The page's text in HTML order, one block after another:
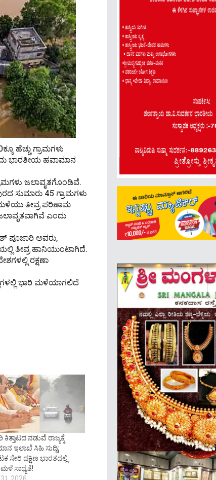
ಹೆಚ್ಚು ಗ್ರಾಮಗಳು
ಭಾರತೀಯ ಹವಾಮಾನ
ಜಲಾವೃತಗೊಂಡಿವೆ.
ಸುಮಾರು 45 ಗ್ರಾಮಗಳು
ತೀವ್ರ ಪರಿಣಾಮ
ಎಂದು
ಪೂಜಾರಿ ಅವರು,
ತೀವ್ರ ಹಾನಿಯುಂಟಾಗಿದೆ.
ರಕ್ಷಣಾ
ಭಾರಿ ಮಳೆಯಾಗಲಿದೆ
ಕಿತ್ತಾಟದ ನಡುವೆ ರಾಜ್ಯಕ್ಕೆ
ಇಲಾಖೆ ಸಿಹಿ ಸುದ್ದಿ;
ಸೇರಿ ದಕ್ಷಿಣ ಭಾರತದಲ್ಲಿ
ಸಾಧ್ಯತೆ!